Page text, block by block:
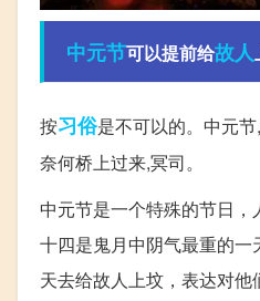
中元节可以提前给故人
按习俗是不可以的。中元
奈何桥上过来,冥司。
中元节是一个特殊的节日
十四是鬼月中阴气最重的
天去给故人上坟，表达对他